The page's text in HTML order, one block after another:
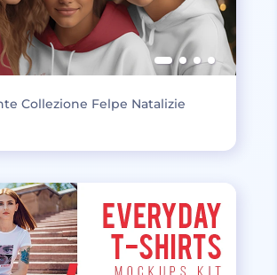
Collezione Felpe Natalizie